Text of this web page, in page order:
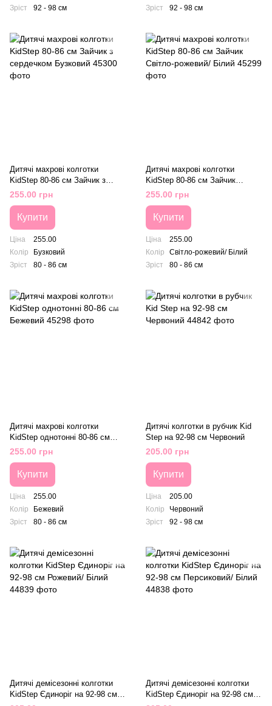
Зріст
92 - 98 см
Зріст
92 - 98 см
Дитячі махрові колготки
KidStep 80-86 см Зайчик з
сердечком Бузковий
255.00 грн
Купити
Ціна
255.00
Колір
Бузковий
Зріст
80 - 86 см
Дитячі махрові колготки
KidStep 80-86 см Зайчик
Світло-рожевий/ Білий
255.00 грн
Купити
Ціна
255.00
Колір
Світло-рожевий/ Білий
Зріст
80 - 86 см
Дитячі махрові колготки
KidStep однотонні 80-86 см
Бежевий
255.00 грн
Купити
Ціна
255.00
Колір
Бежевий
Зріст
80 - 86 см
Дитячі колготки в рубчик Kid
Step на 92-98 см Червоний
205.00 грн
Купити
Ціна
205.00
Колір
Червоний
Зріст
92 - 98 см
Дитячі демісезонні колготки
KidStep Єдиноріг на 92-98 см
Дитячі демісезонні колготки
KidStep Єдиноріг на 92-98 см